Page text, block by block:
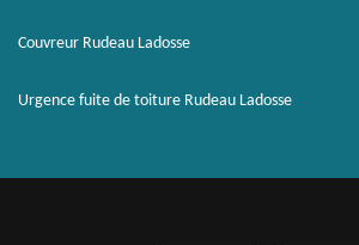
Couvreur Rudeau Ladosse
Urgence fuite de toiture Rudeau Ladosse